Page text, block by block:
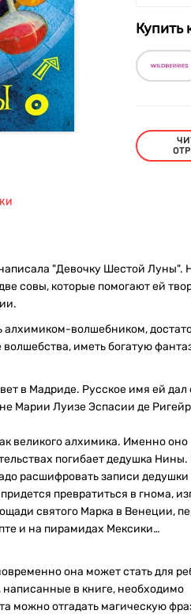
Купить
"Девочку Шестой Луны".
совы, которые помогают ей
волшебником,
иметь богатую
в Мадриде. Русское имя ей дал
Марии Луизе Эспасии де
великого алхимика. Именно оно
погибает дедушка
расшифровать записи дедушки
превратиться в гнома,
святого Марка в Венеции,
и на пирамидах Мексики…
она может стать для
написанные в книге, необходимо
можно отгадать магическую